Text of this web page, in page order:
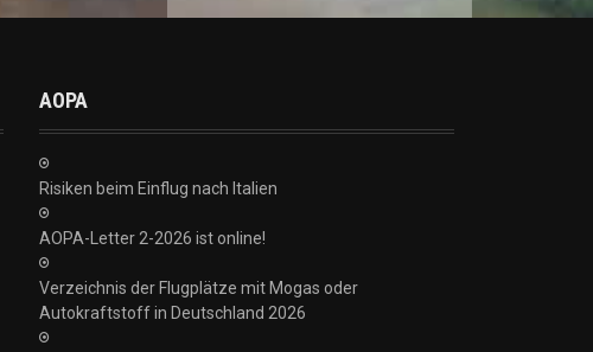
AOPA
Risiken beim Einflug nach Italien
AOPA-Letter 2-2026 ist online!
Verzeichnis der Flugplätze mit Mogas oder
Autokraftstoff in Deutschland 2026